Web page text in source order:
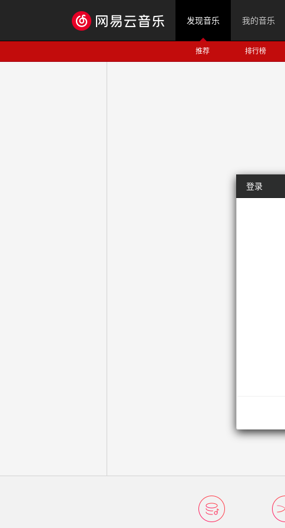
发现音乐 我的音乐
推荐 排行榜
登录